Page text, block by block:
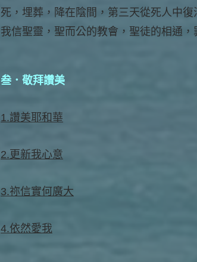
死，埋葬，降在陰間，第三天從死人中
我信聖靈，聖而公的教會，聖徒的相通
叁．敬拜讚美
1.讚美耶和華
2.更新我心意
3.祢信實何廣大
4.依然愛我